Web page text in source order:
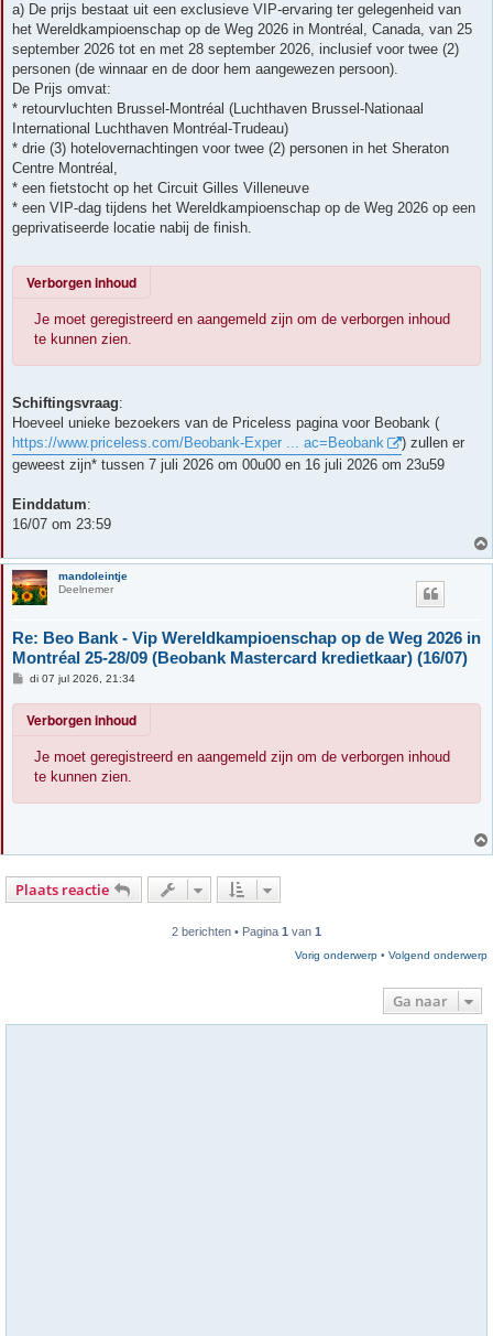
a) De prijs bestaat uit een exclusieve VIP-ervaring ter gelegenheid van
het Wereldkampioenschap op de Weg 2026 in Montréal, Canada, van 25
september 2026 tot en met 28 september 2026, inclusief voor twee (2)
personen (de winnaar en de door hem aangewezen persoon).
De Prijs omvat:
* retourvluchten Brussel-Montréal (Luchthaven Brussel-Nationaal
International Luchthaven Montréal-Trudeau)
* drie (3) hotelovernachtingen voor twee (2) personen in het Sheraton
Centre Montréal,
* een fietstocht op het Circuit Gilles Villeneuve
* een VIP-dag tijdens het Wereldkampioenschap op de Weg 2026 op een
geprivatiseerde locatie nabij de finish.
Verborgen inhoud
Je moet geregistreerd en aangemeld zijn om de verborgen inhoud
te kunnen zien.
Schiftingsvraag:
Hoeveel unieke bezoekers van de Priceless pagina voor Beobank (
https://www.priceless.com/Beobank-Exper ... ac=Beobank
) zullen er
geweest zijn* tussen 7 juli 2026 om 00u00 en 16 juli 2026 om 23u59
Einddatum:
16/07 om 23:59
mandoleintje
Deelnemer
Re: Beo Bank - Vip Wereldkampioenschap op de Weg 2026 in
Montréal 25-28/09 (Beobank Mastercard kredietkaar) (16/07)
B
r
i
di 07 jul 2026, 21:34
Verborgen inhoud
Je moet geregistreerd en aangemeld zijn om de verborgen inhoud
te kunnen zien.
Plaats reactie
2 berichten • Pagina 1 van 1
Vorig onderwerp • Volgend onderwerp
Ga naar